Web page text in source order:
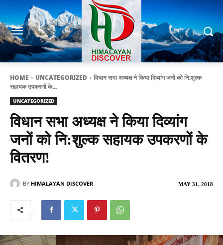
HOME UNCATEGORIZED
विधान सभा अध्यक्ष ने किया दिव्यांग जनों को नि:शुल्क
सहायक उपकरणों के...
UNCATEGORIZED
विधान सभा अध्यक्ष ने किया दिव्यांग
जनों को नि:शुल्क सहायक उपकरणों के
वितरण!
MAY 31, 2018
BY HIMALAYAN DISCOVER